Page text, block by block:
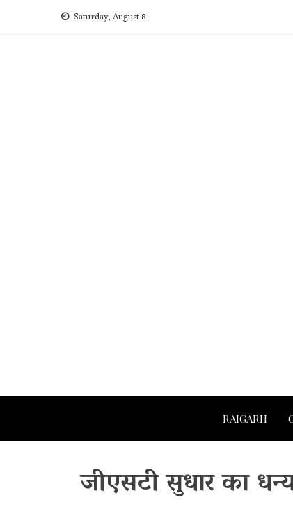
Saturday, August 8
RAIGARH
जीएसटी सुधार का